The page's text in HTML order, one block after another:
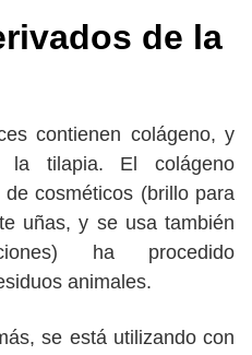
de la
contienen colágeno, y
la tilapia. El colágeno
cosméticos (brillo para
uñas, y se usa también
ha procedido
animales.
se está utilizando con